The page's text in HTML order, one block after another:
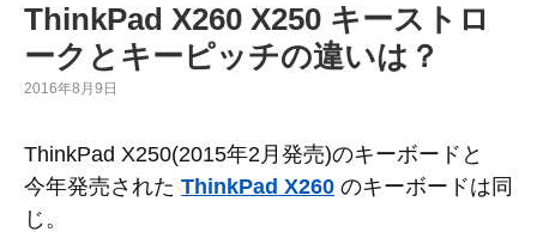
ThinkPad X260 X250 キーストロ
ークとキーピッチの違いは？
2016年8月9日
ThinkPad X250(2015年2月発売)のキーボードと
今年発売された ThinkPad X260 のキーボードは同
じ。